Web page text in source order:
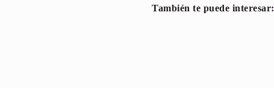
También te puede interesar: